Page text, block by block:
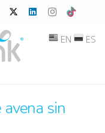
EN ES
avena sin